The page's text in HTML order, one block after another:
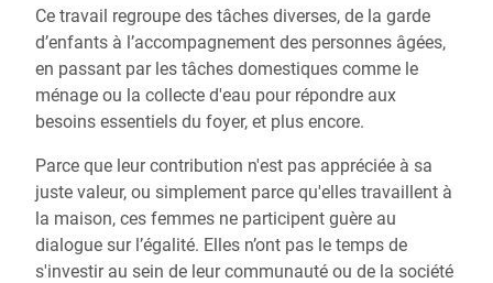
Ce travail regroupe des tâches diverses, de la garde
d’enfants à l’accompagnement des personnes âgées,
en passant par les tâches domestiques comme le
ménage ou la collecte d'eau pour répondre aux
besoins essentiels du foyer, et plus encore.
Parce que leur contribution n'est pas appréciée à sa
juste valeur, ou simplement parce qu'elles travaillent à
la maison, ces femmes ne participent guère au
dialogue sur l’égalité. Elles n’ont pas le temps de
s'investir au sein de leur communauté ou de la société